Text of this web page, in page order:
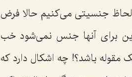
لحاظ جنسیتی مى‌کنیم حالا فرض
براى آنها جنس نمى‌شود خب
باشد؟! چه اشکال دارد که